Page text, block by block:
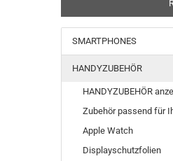
SMARTPHONES
HANDYZUBEHÖR
HANDYZUBEHÖR
Zubehör passend für
Apple Watch
Displayschutzfolien